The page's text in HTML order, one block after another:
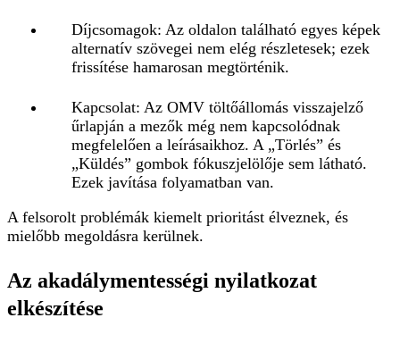
Díjcsomagok: Az oldalon található egyes képek
alternatív szövegei nem elég részletesek; ezek
frissítése hamarosan megtörténik.
Kapcsolat: Az OMV töltőállomás visszajelző
űrlapján a mezők még nem kapcsolódnak
megfelelően a leírásaikhoz. A „Törlés” és
„Küldés” gombok fókuszjelölője sem látható.
Ezek javítása folyamatban van.
A felsorolt problémák kiemelt prioritást élveznek, és
mielőbb megoldásra kerülnek.
Az akadálymentességi nyilatkozat
elkészítése